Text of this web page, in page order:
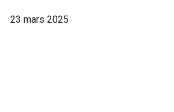
23 mars 2025